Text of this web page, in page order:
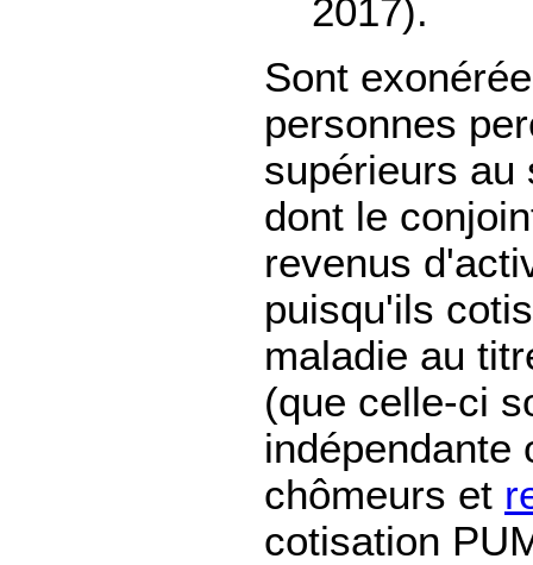
2017).
Sont
personnes
supérieurs au
dont le
revenus
puisqu'ils
maladie au
(que celle-ci
indépendante
chômeurs et
cotisation